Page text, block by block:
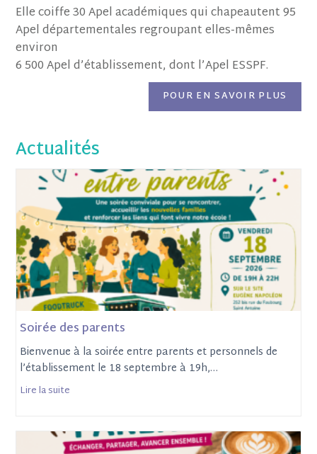
Elle coiffe 30 Apel académiques qui chapeautent 95
Apel départementales regroupant elles-mêmes
environ
6 500 Apel d’établissement, dont l’Apel ESSPF.
POUR EN SAVOIR PLUS
Actualités
Soirée des parents
Bienvenue à la soirée entre parents et personnels de
l’établissement le 18 septembre à 19h,…
Lire la suite